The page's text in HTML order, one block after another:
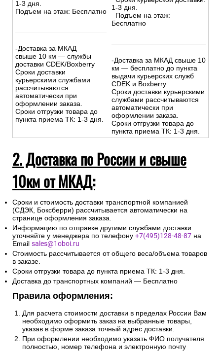
1-3 дня.
Подъем на этаж: Бесплатно
-Доставка за МКАД
свыше 10 км — службы
доставки CDEK/Boxberry
Сроки доставки
курьерскими службами
рассчитываются
автоматически при
оформлении заказа.
Сроки отгрузки товара до
пункта приема ТК: 1-3 дня.
1-3 дня.
Подъем на этаж:
Бесплатно
-Доставка за МКАД свыше 10
км — бесплатно до пункта
выдачи курьерских служб
CDEK и Boxberry
Сроки доставки курьерскими
службами рассчитываются
автоматически при
оформлении заказа.
Сроки отгрузки товара до
пункта приема ТК: 1-3 дня.
2. Доставка по России и свыше
10км от МКАД:
Сроки и стоимость доставки транспортной компанией
(СДЭК, Боксберри) рассчитывается автоматически на
странице оформления заказа.
Информацию по отправке другими службами доставки
уточняйте у менеджера по телефону +7(495)128-48-87 на
Email sales@1oboi.ru
Стоимость рассчитывается от общего веса/объема товаров
в заказе.
Сроки отгрузки товара до пункта приема ТК: 1-3 дня.
Доставка до транспортных компаний — Бесплатно
Правила оформления:
Для расчета стоимости доставки в пределах России Вам
необходимо оформить заказ на выбранные товары,
указав в форме заказа точный адрес доставки.
При оформлении необходимо указать ФИО получателя
полностью, номер телефона и электронную почту